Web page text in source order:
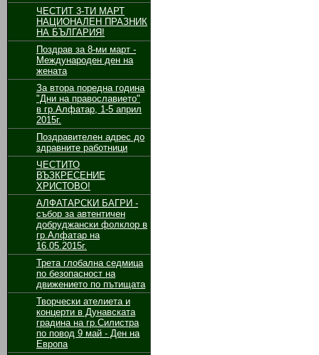
ЧЕСТИТ 3-ТИ МАРТ
НАЦИОНАЛЕН ПРАЗНИК
НА БЪЛГАРИЯ!
Поздрав за 8-ми март -
Международен ден на
жената
За втора поредна година
"Дни на православието"
в гр.Алфатар, 1-5 април
2015г.
Поздравителен адрес до
здравните работници
ЧЕСТИТО
ВЪЗКРЕСЕНИЕ
ХРИСТОВО!
АЛФАТАРСКИ БАГРИ -
събор за автентичен
добруджански фолклор в
гр.Алфатар на
16.05.2015г.
Трета глобална седмица
по безопасност на
движението по пътищата
Творчески ателиета и
концерти в Дунавската
градина на гр.Силистра
по повод 9 май - Ден на
Европа